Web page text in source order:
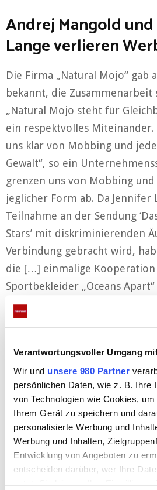
Verantwortungsvoller Umgang
Wir und unsere 980 Partner
persönlichen Daten, wie z. B. Ihre
von Technologien wie Cookies,
Ihrem Gerät zu speichern und
personalisierte Werbung und
Werbung und Inhalten,
Entwicklung von Angeboten zu
entscheiden darüber, wer Ihre
nutzt. Sie können Ihre Einwilligung
Andrej Mangold
Lange verlieren
Die Firma „Natural Mojo“ gab
bekannt, die Zusammenarbeit
„Natural Mojo steht für
ein respektvolles
uns klar von Mobbing und
Gewalt“, so ein
grenzen uns von Mobbing
jeglicher Form ab. Da Jennifer
Teilnahme an der Sendung
Stars’ mit diskriminierenden
Verbindung gebracht wird,
die […] einmalige Kooperation
Sportbekleider „Oceans
Die Firma Natural Mojo
die Zusammenarbeit sofort zu
Mojo steht für